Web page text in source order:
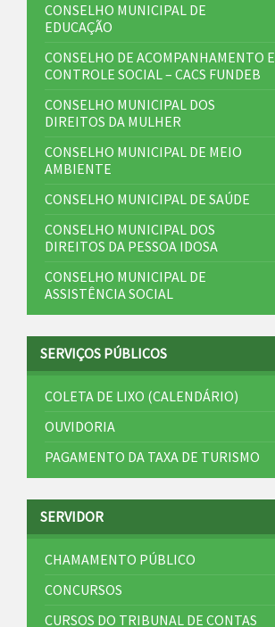
CONSELHO MUNICIPAL DE
EDUCAÇÃO
CONSELHO DE ACOMPANHAMENTO E
CONTROLE SOCIAL – CACS FUNDEB
CONSELHO MUNICIPAL DOS
DIREITOS DA MULHER
CONSELHO MUNICIPAL DE MEIO
AMBIENTE
CONSELHO MUNICIPAL DE SAÚDE
CONSELHO MUNICIPAL DOS
DIREITOS DA PESSOA IDOSA
CONSELHO MUNICIPAL DE
ASSISTÊNCIA SOCIAL
SERVIÇOS PÚBLICOS
COLETA DE LIXO (CALENDÁRIO)
OUVIDORIA
PAGAMENTO DA TAXA DE TURISMO
SERVIDOR
CHAMAMENTO PÚBLICO
CONCURSOS
CURSOS DO TRIBUNAL DE CONTAS